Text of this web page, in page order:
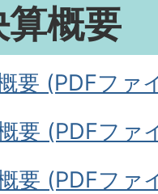
概要
要 (PDFファ
要 (PDFファ
要 (PDFファ